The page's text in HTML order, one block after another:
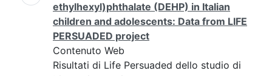
ethylhexyl)phthalate (DEHP) in Italian
children and adolescents: Data from LIFE
PERSUADED project
Contenuto Web
Risultati di Life Persuaded dello studio di